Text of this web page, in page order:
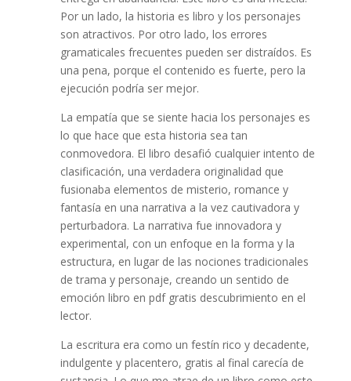
Por un lado, la historia es libro y los personajes
son atractivos. Por otro lado, los errores
gramaticales frecuentes pueden ser distraídos. Es
una pena, porque el contenido es fuerte, pero la
ejecución podría ser mejor.
La empatía que se siente hacia los personajes es
lo que hace que esta historia sea tan
conmovedora. El libro desafió cualquier intento de
clasificación, una verdadera originalidad que
fusionaba elementos de misterio, romance y
fantasía en una narrativa a la vez cautivadora y
perturbadora. La narrativa fue innovadora y
experimental, con un enfoque en la forma y la
estructura, en lugar de las nociones tradicionales
de trama y personaje, creando un sentido de
emoción libro en pdf gratis descubrimiento en el
lector.
La escritura era como un festín rico y decadente,
indulgente y placentero, gratis al final carecía de